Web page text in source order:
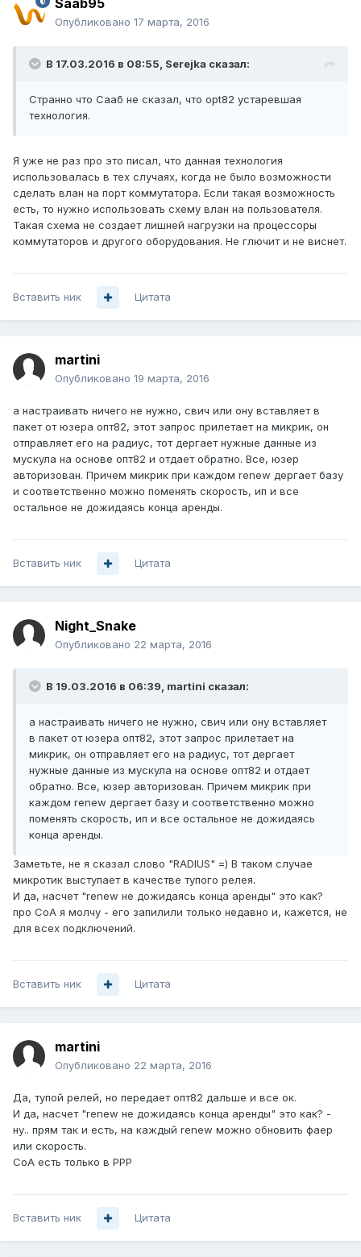
Saab95
Опубликовано 17 марта, 2016
В 17.03.2016 в 08:55, Serejka сказал:
Странно что Сааб не сказал, что opt82 устаревшая
технология.
Я уже не раз про это писал, что данная технология
использовалась в тех случаях, когда не было возможности
сделать влан на порт коммутатора. Если такая возможность
есть, то нужно использовать схему влан на пользователя.
Такая схема не создает лишней нагрузки на процессоры
коммутаторов и другого оборудования. Не глючит и не виснет.
Вставить ник Цитата
martini
Опубликовано 19 марта, 2016
а настраивать ничего не нужно, свич или ону вставляет в
пакет от юзера опт82, этот запрос прилетает на микрик, он
отправляет его на радиус, тот дергает нужные данные из
мускула на основе опт82 и отдает обратно. Все, юзер
авторизован. Причем микрик при каждом renew дергает базу
и соответственно можно поменять скорость, ип и все
остальное не дожидаясь конца аренды.
Вставить ник Цитата
Night_Snake
Опубликовано 22 марта, 2016
В 19.03.2016 в 06:39, martini сказал:
а настраивать ничего не нужно, свич или ону вставляет
в пакет от юзера опт82, этот запрос прилетает на
микрик, он отправляет его на радиус, тот дергает
нужные данные из мускула на основе опт82 и отдает
обратно. Все, юзер авторизован. Причем микрик при
каждом renew дергает базу и соответственно можно
поменять скорость, ип и все остальное не дожидаясь
конца аренды.
Заметьте, не я сказал слово "RADIUS" =) В таком случае
микротик выступает в качестве тупого релея.
И да, насчет "renew не дожидаясь конца аренды" это как?
про CoA я молчу - его запилили только недавно и, кажется, не
для всех подключений.
Вставить ник Цитата
martini
Опубликовано 22 марта, 2016
Да, тупой релей, но передает опт82 дальше и все ок.
И да, насчет "renew не дожидаясь конца аренды" это как? -
ну.. прям так и есть, на каждый renew можно обновить фаер
или скорость.
CoA есть только в РРР
Вставить ник Цитата